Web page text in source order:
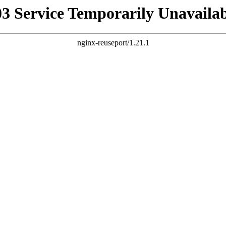
Service Temporarily
nginx-reuseport/1.21.1